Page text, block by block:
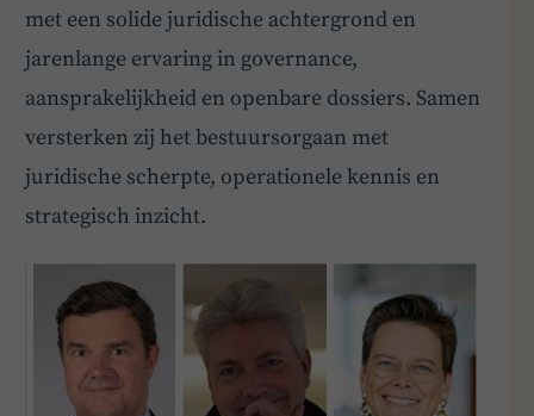
met een solide juridische achtergrond en
jarenlange ervaring in governance,
aansprakelijkheid en openbare dossiers. Samen
versterken zij het bestuursorgaan met
juridische scherpte, operationele kennis en
strategisch inzicht.
Hey! Heb je een vraag over goed bestuur? Stel